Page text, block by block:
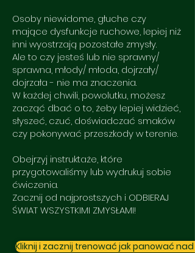
Osoby niewidome, głuche czy
mające dysfunkcje ruchowe, lepiej niż
inni wyostrzają pozostałe zmysły.
Ale to czy jesteś lub nie sprawny/
sprawna, młody/ młoda, dojrzały/
dojrzała - nie ma znaczenia.
W każdej chwili, powolutku, możesz
zacząć dbać o to, żeby lepiej widzieć,
słyszeć, czuć, doświadczać smaków
czy pokonywać przeszkody w terenie.
Obejrzyj instruktaże, które
przygotowaliśmy lub wydrukuj sobie
ćwiczenia.
Zacznij od najprostszych i ODBIERAJ
ŚWIAT WSZYSTKIMI ZMYSŁAMI!
Kliknij i zacznij trenować jak panować nad